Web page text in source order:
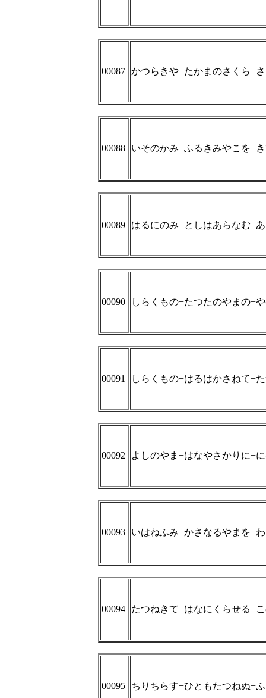
00087 かつらきや−たかまのさくら−
00088 いそのかみ−ふるきみやこを−
00089 はるにのみ−としはあらなむ−
00090 しらくもの−たつたのやまの−
00091 しらくもの−はるはかさねて−
00092 よしのやま−はなやさかりに−
00093 いはねふみ−かさなるやまを−
00094 たつねきて−はなにくらせる−
00095 ちりちらす−ひともたつねぬ−